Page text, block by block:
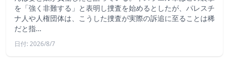
を「強く非難する」と表明し捜査を始めるとしたが、パレスチ
ナ人や人権団体は、こうした捜査が実際の訴追に至ることは稀
だと指…
日付: 2026/8/7